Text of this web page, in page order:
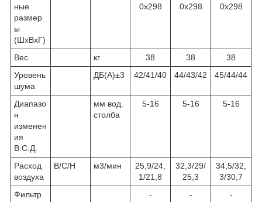
ные
размер
ы
(ШхВхГ)
0х298 0х298 0х298
Вес кг 38 38
38
Уровень
шума
ДБ(А)±3 42/41/40 44/43/42 45/44/44
Диапазо
н
изменен
ия
В.С.Д.
мм вод.
столба
5-16 5-16 5-16
Расход
воздуха
В/С/Н м3/мин
25,9/24,
1/21,8
32,3/29/
25,3
34,5/32,
3/30,7
Фильтр
- - -